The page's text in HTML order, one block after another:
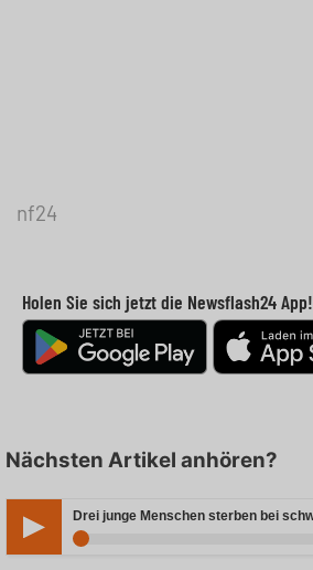
nf24
Holen Sie sich jetzt die Newsflash24 App!
Nächsten Artikel anhören?